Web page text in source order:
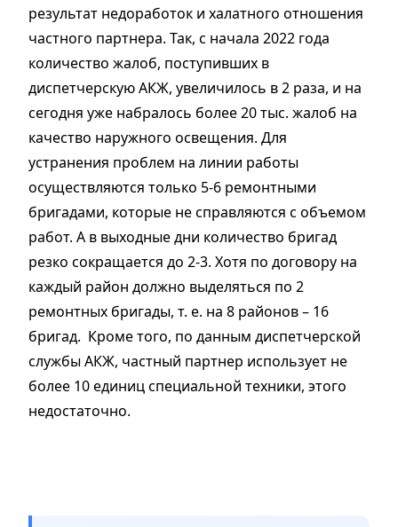
результат недоработок и халатного отношения
частного партнера. Так, с начала 2022 года
количество жалоб, поступивших в
диспетчерскую АКЖ, увеличилось в 2 раза, и на
сегодня уже набралось более 20 тыс. жалоб на
качество наружного освещения. Для
устранения проблем на линии работы
осуществляются только 5-6 ремонтными
бригадами, которые не справляются с объемом
работ. А в выходные дни количество бригад
резко сокращается до 2-3. Хотя по договору на
каждый район должно выделяться по 2
ремонтных бригады, т. е. на 8 районов – 16
бригад. Кроме того, по данным диспетчерской
службы АКЖ, частный партнер использует не
более 10 единиц специальной техники, этого
недостаточно.